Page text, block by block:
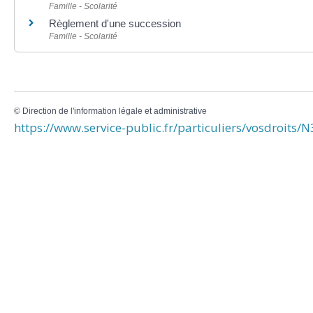
Famille - Scolarité
Règlement d'une succession
Famille - Scolarité
© Direction de l'information légale et administrative
https://www.service-public.fr/particuliers/vosdroits/